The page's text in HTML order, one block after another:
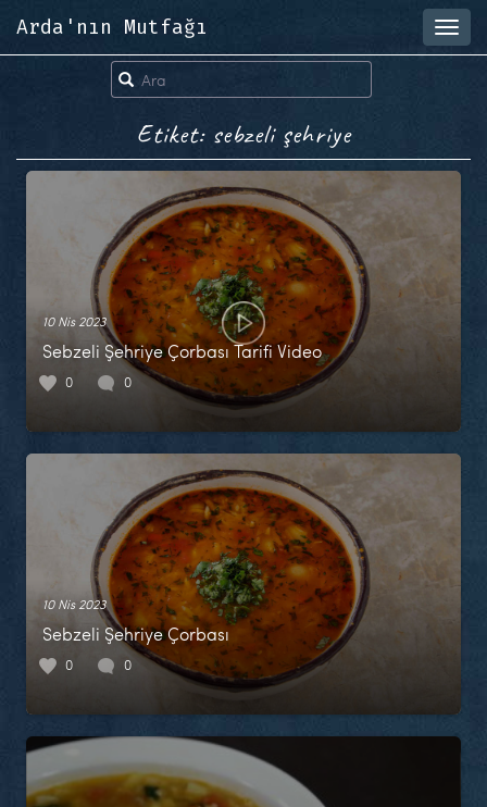
Arda'nın Mutfağı
Etiket: sebzeli şehriye
10 Nis 2023
Sebzeli Şehriye Çorbası Tarifi Video
0 0
10 Nis 2023
Sebzeli Şehriye Çorbası
0 0